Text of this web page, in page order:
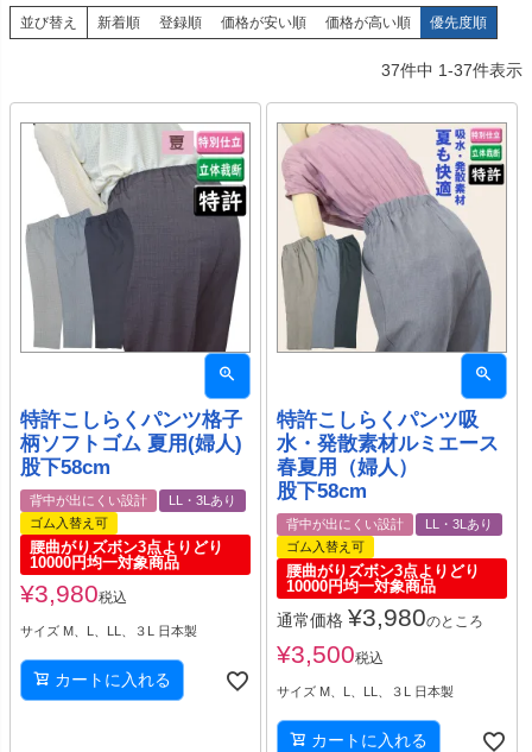
並び替え 新着順 登録順 価格が安い順 価格が高い順 優先度順
37件中 1-37件表示
特許こしらくパンツ格子
柄ソフトゴム 夏用(婦人)
股下58cm
背中が出にくい設計
LL・3Lあり
ゴム入替え可
腰曲がりズボン3点よりどり
10000円均一対象商品
¥3,980税込
サイズ M、L、LL、３L 日本製
カートに入れる
特許こしらくパンツ吸
水・発散素材ルミエース
春夏用（婦人）
股下58cm
背中が出にくい設計
LL・3Lあり
ゴム入替え可
腰曲がりズボン3点よりどり
10000円均一対象商品
通常価格 ¥3,980のところ
¥3,500税込
サイズ M、L、LL、３L 日本製
カートに入れる